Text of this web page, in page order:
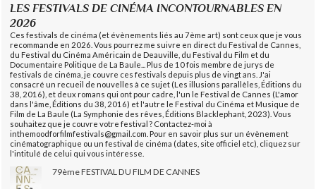
LES FESTIVALS DE CINÉMA INCONTOURNABLES EN
2026
Ces festivals de cinéma (et évènements liés au 7ème art) sont ceux que je vous
recommande en 2026. Vous pourrez me suivre en direct du Festival de Cannes,
du Festival du Cinéma Américain de Deauville, du Festival du Film et du
Documentaire Politique de La Baule... Plus de 10 fois membre de jurys de
festivals de cinéma, je couvre ces festivals depuis plus de vingt ans. J'ai
consacré un recueil de nouvelles à ce sujet (Les illusions parallèles, Éditions du
38, 2016), et deux romans qui ont pour cadre, l'un le Festival de Cannes (L'amor
dans l'âme, Éditions du 38, 2016) et l'autre le Festival du Cinéma et Musique de
Film de La Baule (La Symphonie des rêves, Éditions Blacklephant, 2023). Vous
souhaitez que je couvre votre festival ? Contactez-moi à
inthemoodforfilmfestivals@gmail.com. Pour en savoir plus sur un évènement
cinématographique ou un festival de cinéma (dates, site officiel etc), cliquez sur
l'intitulé de celui qui vous intéresse.
79ème FESTIVAL DU FILM DE CANNES